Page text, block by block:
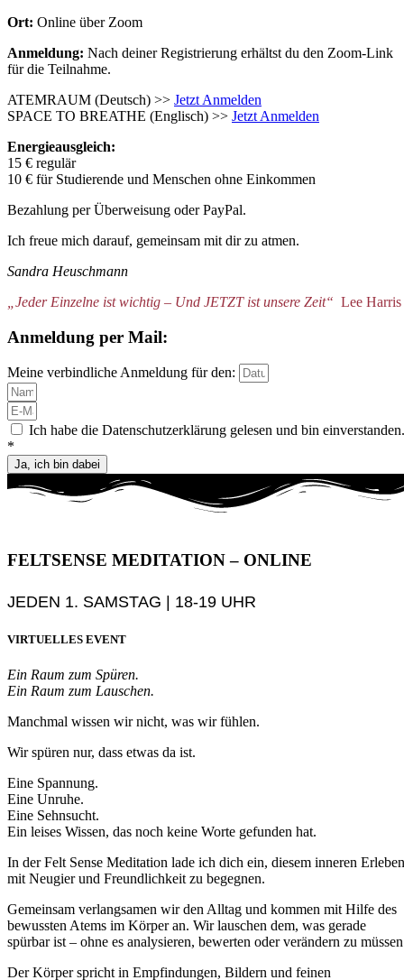
Ort: Online über Zoom
Anmeldung: Nach deiner Registrierung erhältst du den Zoom-Link
für die Teilnahme.
ATEMRAUM (Deutsch) >> Jetzt Anmelden
SPACE TO BREATHE (Englisch) >> Jetzt Anmelden
Energieausgleich:
15 € regulär
10 € für Studierende und Menschen ohne Einkommen
Bezahlung per Überweisung oder PayPal.
Ich freue mich darauf, gemeinsam mit dir zu atmen.
Sandra Heuschmann
„Jeder Einzelne ist wichtig – Und JETZT ist unsere Zeit“ Lee Harris
Anmeldung per Mail:
Meine verbindliche Anmeldung für den:
Ich habe die Datenschutzerklärung gelesen und bin einverstanden.
*
Ja, ich bin dabei
FELTSENSE MEDITATION – ONLINE
JEDEN 1. SAMSTAG | 18-19 UHR
VIRTUELLES EVENT
Ein Raum zum Spüren.
Ein Raum zum Lauschen.
Manchmal wissen wir nicht, was wir fühlen.
Wir spüren nur, dass etwas da ist.
Eine Spannung.
Eine Unruhe.
Eine Sehnsucht.
Ein leises Wissen, das noch keine Worte gefunden hat.
In der Felt Sense Meditation lade ich dich ein, diesem inneren Erleben
mit Neugier und Freundlichkeit zu begegnen.
Gemeinsam verlangsamen wir den Alltag und kommen mit Hilfe des
bewussten Atems im Körper an. Wir lauschen dem, was gerade
spürbar ist – ohne es analysieren, bewerten oder verändern zu
Der Körper spricht in Empfindungen, Bildern und feinen